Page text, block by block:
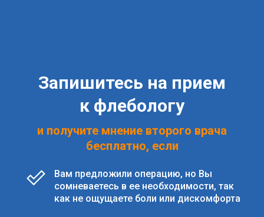
Запишитесь на прием
к флебологу
и получите мнение второго врача
бесплатно, если
Вам предложили операцию, но Вы
сомневаетесь в ее необходимости, так
как не ощущаете боли или дискомфорта